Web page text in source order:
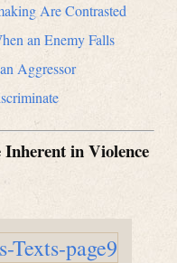
Are Contrasted
an Enemy Falls
Aggressor
Inherent in Violence